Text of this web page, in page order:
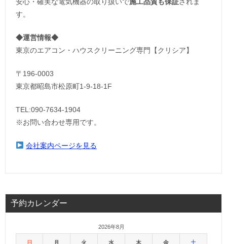
す。
◆運営情報◆
東京のエアコン・ハウスクリーニング専門【クリシア】
〒196-0003
東京都昭島市松原町1-9‐18‐1F
TEL:090-7634-1904
※お問い合わせ専用です。
会社案内ページを見る
予約カレンダー
2026年8月
日 月 火 水 木 金 土